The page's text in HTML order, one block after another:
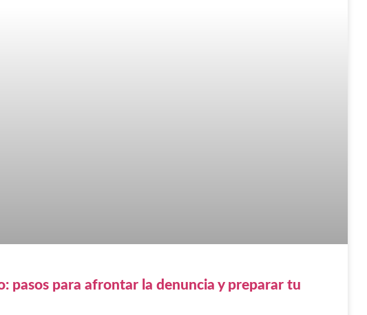
pasos para afrontar la denuncia y preparar tu